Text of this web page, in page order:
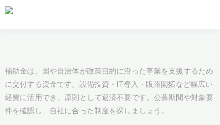
補助金は、国や自治体が政策目的に沿った事業を支援するため
に交付する資金です。設備投資・IT導入・販路開拓など幅広い
経費に活用でき、原則として返済不要です。公募期間や対象要
件を確認し、自社に合った制度を探しましょう。